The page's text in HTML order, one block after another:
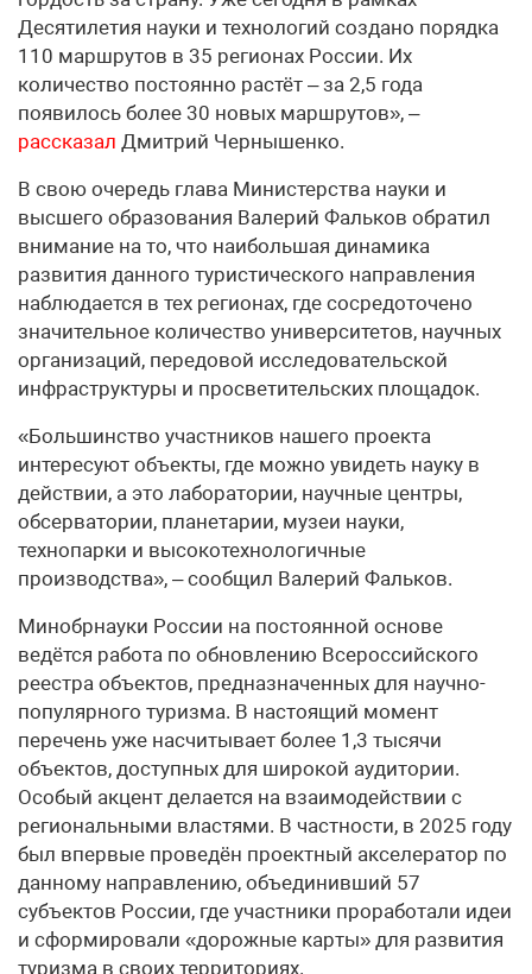
Десятилетия науки и технологий создано порядка
110 маршрутов в 35 регионах России. Их
количество постоянно растёт – за 2,5 года
появилось более 30 новых маршрутов», –
рассказал Дмитрий Чернышенко.
В свою очередь глава Министерства науки и
высшего образования Валерий Фальков обратил
внимание на то, что наибольшая динамика
развития данного туристического направления
наблюдается в тех регионах, где сосредоточено
значительное количество университетов, научных
организаций, передовой исследовательской
инфраструктуры и просветительских площадок.
«Большинство участников нашего проекта
интересуют объекты, где можно увидеть науку в
действии, а это лаборатории, научные центры,
обсерватории, планетарии, музеи науки,
технопарки и высокотехнологичные
производства», – сообщил Валерий Фальков.
Минобрнауки России на постоянной основе
ведётся работа по обновлению Всероссийского
реестра объектов, предназначенных для научно-
популярного туризма. В настоящий момент
перечень уже насчитывает более 1,3 тысячи
объектов, доступных для широкой аудитории.
Особый акцент делается на взаимодействии с
региональными властями. В частности, в 2025 году
был впервые проведён проектный акселератор по
данному направлению, объединивший 57
субъектов России, где участники проработали идеи
и сформировали «дорожные карты» для развития
туризма в своих территориях.